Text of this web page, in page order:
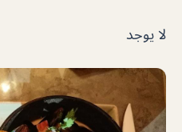
لا يوجد